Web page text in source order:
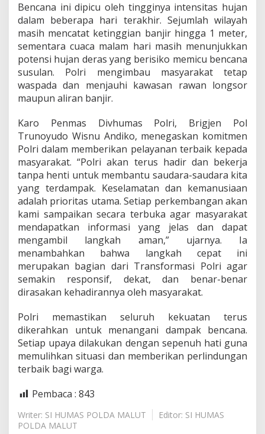
Bencana ini dipicu oleh tingginya intensitas hujan
dalam beberapa hari terakhir. Sejumlah wilayah
masih mencatat ketinggian banjir hingga 1 meter,
sementara cuaca malam hari masih menunjukkan
potensi hujan deras yang berisiko memicu bencana
susulan. Polri mengimbau masyarakat tetap
waspada dan menjauhi kawasan rawan longsor
maupun aliran banjir.
Karo Penmas Divhumas Polri, Brigjen Pol
Trunoyudo Wisnu Andiko, menegaskan komitmen
Polri dalam memberikan pelayanan terbaik kepada
masyarakat. “Polri akan terus hadir dan bekerja
tanpa henti untuk membantu saudara-saudara kita
yang terdampak. Keselamatan dan kemanusiaan
adalah prioritas utama. Setiap perkembangan akan
kami sampaikan secara terbuka agar masyarakat
mendapatkan informasi yang jelas dan dapat
mengambil langkah aman,” ujarnya. Ia
menambahkan bahwa langkah cepat ini
merupakan bagian dari Transformasi Polri agar
semakin responsif, dekat, dan benar-benar
dirasakan kehadirannya oleh masyarakat.
Polri memastikan seluruh kekuatan terus
dikerahkan untuk menangani dampak bencana.
Setiap upaya dilakukan dengan sepenuh hati guna
memulihkan situasi dan memberikan perlindungan
terbaik bagi warga.
Pembaca : 843
Writer: SI HUMAS POLDA MALUT
Editor: SI HUMAS
POLDA MALUT